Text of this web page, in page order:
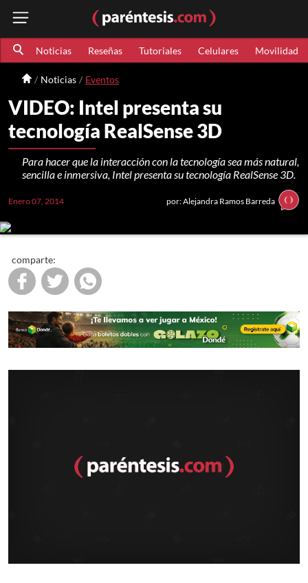
Noticias Reseñas Tutoriales Celulares Movilidad
Noticias Eventos
VIDEO: Intel presenta su
tecnología RealSense 3D
Para hacer que la interacción con la tecnología sea más natural,
sencilla e inmersiva, Intel presenta su tecnología RealSense 3D.
Enero 07, 2014 por: Alejandra Ramos Barreda
comparte: